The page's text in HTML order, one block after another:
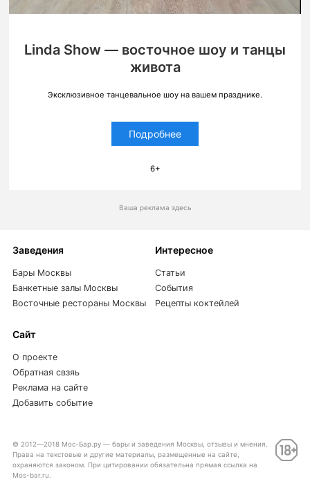
Linda Show — восточное шоу и танцы
живота
Эксклюзивное танцевальное шоу на вашем празднике.
Подробнее
6+
Ваша реклама здесь
Заведения
Бары Москвы
Банкетные залы Москвы
Восточные рестораны Москвы
Интересное
Статьи
События
Рецепты коктейлей
Сайт
О проекте
Обратная свзяь
Реклама на сайте
Добавить событие
© 2012—2018 Мос-Бар.ру — бары и заведения Москвы, отзывы и мнения.
Права на текстовые и другие материалы, размещенные на сайте,
охраняются законом. При цитировании обязательна прямая ссылка на
Mos-bar.ru.